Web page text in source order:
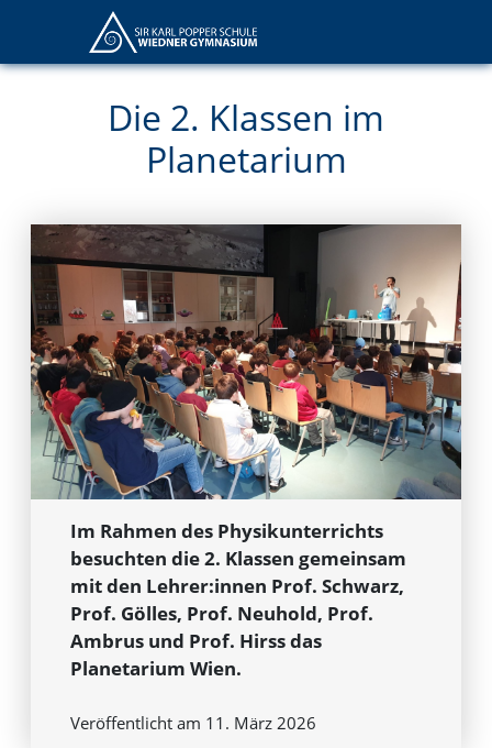
Die 2. Klassen im
Planetarium
Im Rahmen des Physikunterrichts
besuchten die 2. Klassen gemeinsam
mit den Lehrer:innen Prof. Schwarz,
Prof. Gölles, Prof. Neuhold, Prof.
Ambrus und Prof. Hirss das
Planetarium Wien.
Veröffentlicht am 11. März 2026